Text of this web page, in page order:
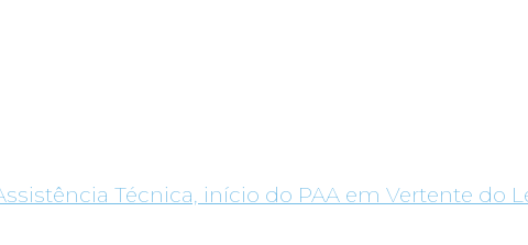
Técnica, início do PAA em Vertente do